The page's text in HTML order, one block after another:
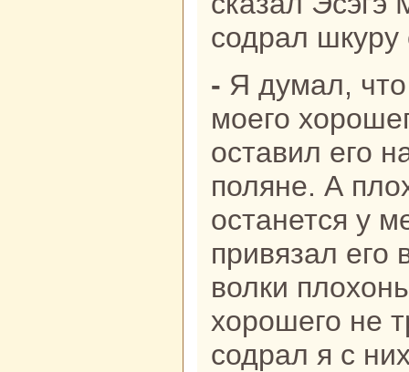
содpaл
- Я думал, что семь волкoв съедят
моего
оставил его
поляне. А
останется у
привязал его
волки
хорошего не
содpaл я с